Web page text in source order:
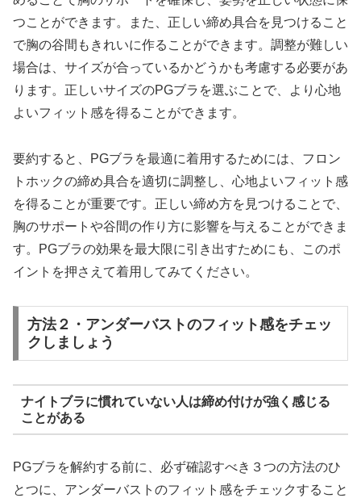
つことができます。また、正しい締め具合を見つけること
で胸の谷間もきれいに作ることができます。調整が難しい
場合は、サイズが合っているかどうかも考慮する必要があ
ります。正しいサイズのPGブラを選ぶことで、より心地
よいフィット感を得ることができます。
要約すると、PGブラを最適に着用するためには、フロン
トホックの締め具合を適切に調整し、心地よいフィット感
を得ることが重要です。正しい締め方を見つけることで、
胸のサポートや谷間の作り方に影響を与えることができま
す。PGブラの効果を最大限に引き出すためにも、このポ
イントを押さえて着用してみてください。
方法２・アンダーバストのフィット感をチェッ
クしましょう
ナイトブラに慣れていない人は締め付けが強く感じる
ことがある
PGブラを解約する前に、必ず確認すべき３つの方法のひ
とつに、アンダーバストのフィット感をチェックすること